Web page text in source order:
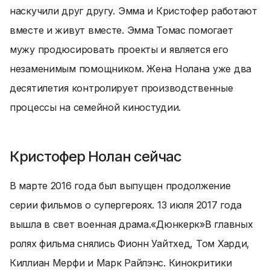
наскучили друг другу. Эмма и Кристофер работают
вместе и живут вместе. Эмма Томас помогает
мужу продюсировать проекты и является его
незаменимым помощником. Жена Нолана уже два
десятилетия контролирует производственные
процессы на семейной киностудии.
Кристофер Нолан сейчас
В марте 2016 года был выпущен продолжение
серии фильмов о супергероях. 13 июля 2017 года
вышла в свет военная драма.«Дюнкерк»В главных
ролях фильма снялись Фионн Уайтхед, Том Харди,
Киллиан Мерфи и Марк Райлэнс. Кинокритики